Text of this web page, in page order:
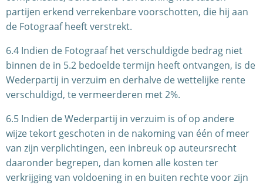
partijen erkend verrekenbare voorschotten, die hij aan
de Fotograaf heeft verstrekt.
6.4 Indien de Fotograaf het verschuldigde bedrag niet
binnen de in 5.2 bedoelde termijn heeft ontvangen, is de
Wederpartij in verzuim en derhalve de wettelijke rente
verschuldigd, te vermeerderen met 2%.
6.5 Indien de Wederpartij in verzuim is of op andere
wijze tekort geschoten in de nakoming van één of meer
van zijn verplichtingen, een inbreuk op auteursrecht
daaronder begrepen, dan komen alle kosten ter
verkrijging van voldoening in en buiten rechte voor zijn